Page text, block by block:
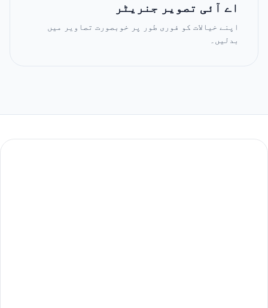
اے آئی تصویر جنریٹر
اپنے خیالات کو فوری طور پر خوبصورت تصاویر میں
بدلیں۔